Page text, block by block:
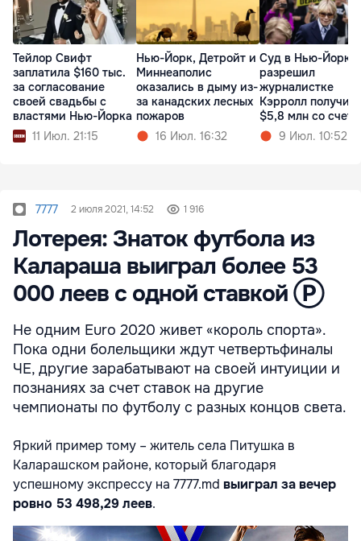
Тейлор Свифт
заплатила $160 тыс.
за согласование
своей свадьбы с
властями Нью-Йорка
11 Июл. 21:15
Нью-Йорк, Детройт и
Миннеаполис
оказались в дыму из-
за канадских лесных
пожаров
16 Июл. 16:32
Суд в Нью-Йорке
разрешил
журналистке
Кэрролл получить
$5,8 млн со счета
Трампа9 Июл. 10:52
7777 2 июля 2021, 14:52 1 916
Лотерея: Знаток футбола из
Калараша выиграл более 53
000 леев с одной ставкой Ⓟ
Не одним Euro 2020 живет «король спорта».
Пока одни болельщики ждут четвертьфиналы
ЧЕ, другие зарабатывают на своей интуиции и
познаниях за счет ставок на другие
чемпионаты по футболу с разных концов света.
Яркий пример тому – житель села Питушка в
Каларашском районе, который благодаря
успешному экспрессу на 7777.md выиграл за вечер
ровно 53 498,29 леев.